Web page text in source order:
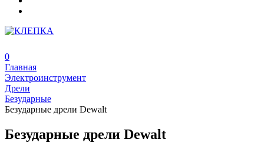
0
Главная
Электроинструмент
Дрели
Безударные
Безударные дрели Dewalt
Безударные дрели Dewalt